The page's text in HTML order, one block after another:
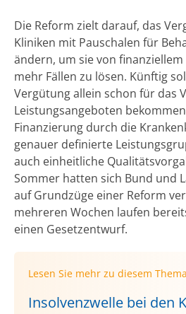
Die Reform zielt darauf, das
Kliniken mit Pauschalen für
ändern, um sie von
mehr Fällen zu lösen. Künftig
Vergütung allein schon für das
Leistungsangeboten
Finanzierung durch die
genauer definierte
auch einheitliche
Sommer hatten sich Bund und
auf Grundzüge einer Reform
mehreren Wochen laufen
einen Gesetzentwurf.
Lesen Sie mehr zu diesem
Insolvenzwelle bei den